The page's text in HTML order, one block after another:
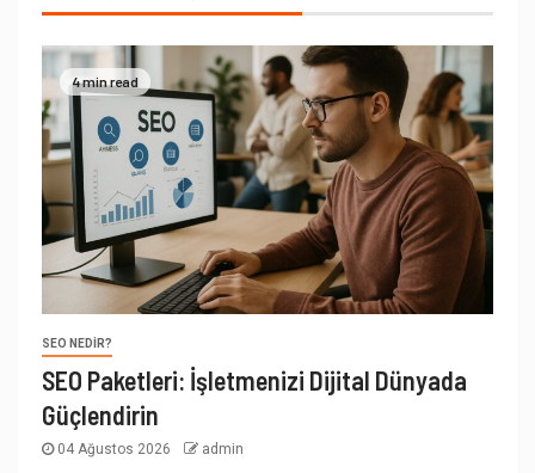
4 min read
SEO NEDIR?
SEO Paketleri: İşletmenizi Dijital Dünyada
Güçlendirin
04 Ağustos 2026 admin